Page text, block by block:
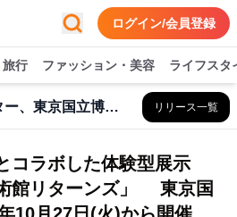
ログイン/会員登録
旅行 ファッション・美容 ライフスタ
文化財活用センター、東京国立博物館 リリース一覧
コラボした体験型展示
館リターンズ」 東京国